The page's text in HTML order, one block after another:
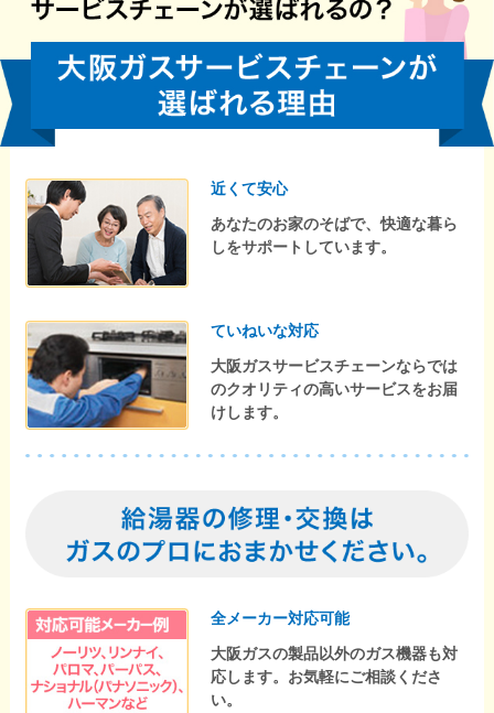
近くて安心
あなたのお家のそばで、快適な暮ら
しをサポートしています。
ていねいな対応
大阪ガスサービスチェーンならでは
のクオリティの高いサービスをお届
けします。
全メーカー対応可能
大阪ガスの製品以外のガス機器も対
応します。お気軽にご相談くださ
い。